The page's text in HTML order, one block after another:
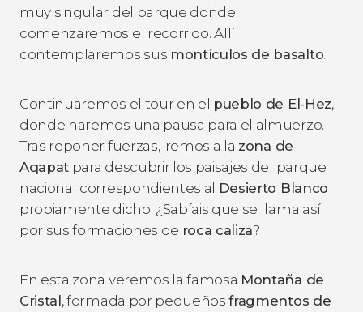
muy singular del parque donde
comenzaremos el recorrido. Allí
contemplaremos sus montículos de basalto.
Continuaremos el tour en el pueblo de El-Hez,
donde haremos una pausa para el almuerzo.
Tras reponer fuerzas, iremos a la zona de
Aqapat para descubrir los paisajes del parque
nacional correspondientes al Desierto Blanco
propiamente dicho. ¿Sabíais que se llama así
por sus formaciones de roca caliza?
En esta zona veremos la famosa Montaña de
Cristal, formada por pequeñosfragmentos de